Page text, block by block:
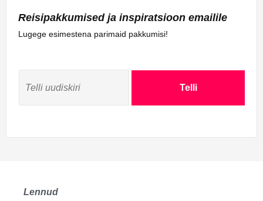
Reisipakkumised ja inspiratsioon emailile
Lugege esimestena parimaid pakkumisi!
Telli
Lennud